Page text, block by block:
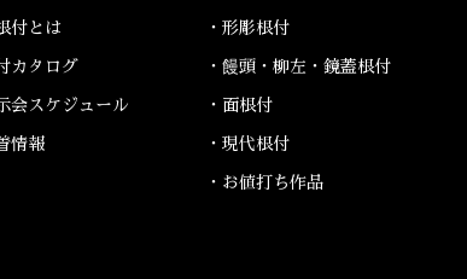
付とは
カタログ
会スケジュール
情報
・形彫根付
・饅頭・柳左・鏡蓋根付
・面根付
・現代根付
・お値打ち作品